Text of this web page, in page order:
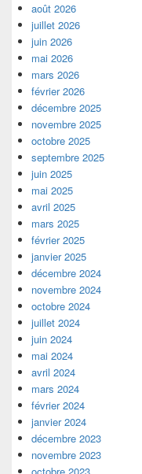
août 2026
juillet 2026
juin 2026
mai 2026
mars 2026
février 2026
décembre 2025
novembre 2025
octobre 2025
septembre 2025
juin 2025
mai 2025
avril 2025
mars 2025
février 2025
janvier 2025
décembre 2024
novembre 2024
octobre 2024
juillet 2024
juin 2024
mai 2024
avril 2024
mars 2024
février 2024
janvier 2024
décembre 2023
novembre 2023